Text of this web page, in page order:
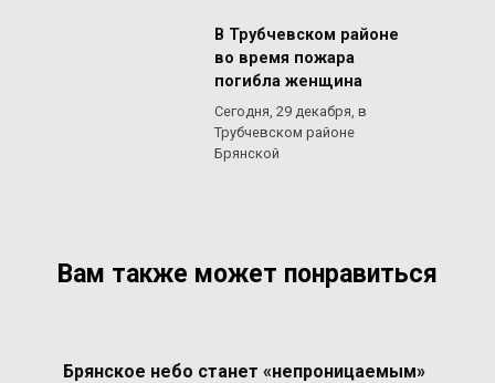
В Трубчевском районе
во время пожара
погибла женщина
Сегодня, 29 декабря, в
Трубчевском районе
Брянской
Вам также может понравиться
Брянское небо станет «непроницаемым»